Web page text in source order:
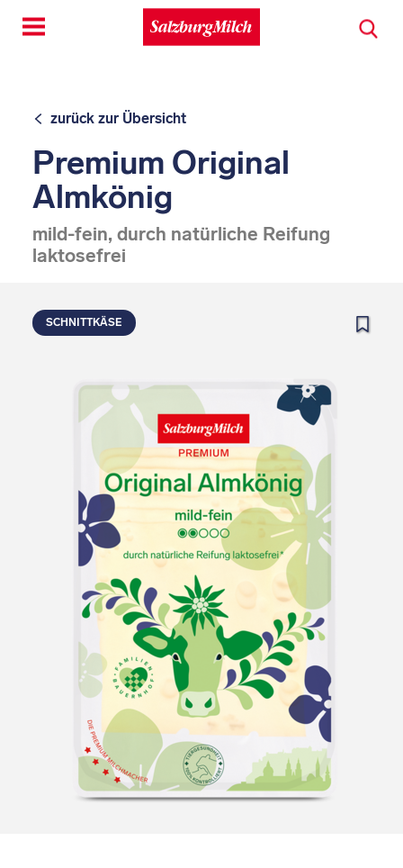
Toggle
navigation
zurück zur Übersicht
Premium Original
Almkönig
mild-fein, durch natürliche Reifung
laktosefrei
SCHNITTKÄSE